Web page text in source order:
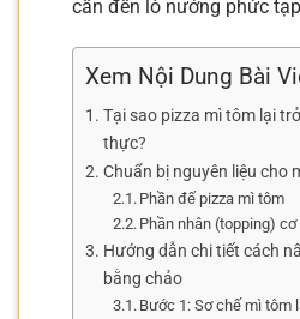
cần đến lò nướng phức
Xem Nội Dung Bài
Tại sao pizza mì tôm lại
thực?
Chuẩn bị nguyên liệu cho
Phần đế pizza mì tôm
Phần nhân (topping) cơ
Hướng dẫn chi tiết cách
bằng chảo
Bước 1: Sơ chế mì tôm